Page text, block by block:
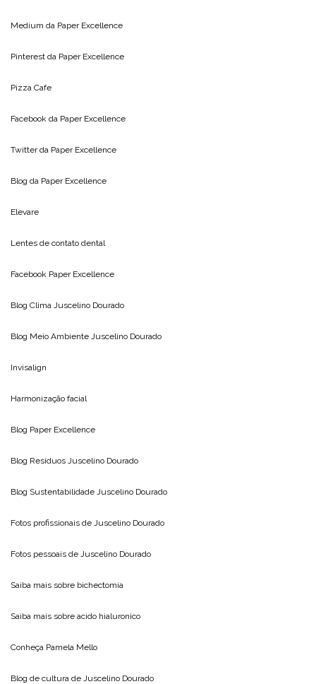
Medium da Paper Excellence
Pinterest da Paper Excellence
Pizza Cafe
Facebook da Paper Excellence
Twitter da Paper Excellence
Blog da Paper Excellence
Elevare
Lentes de contato dental
Facebook Paper Excellence
Blog Clima Juscelino Dourado
Blog Meio Ambiente Juscelino Dourado
Invisalign
Harmonização facial
Blog Paper Excellence
Blog Resíduos Juscelino Dourado
Blog Sustentabilidade Juscelino Dourado
Fotos profissionais de Juscelino Dourado
Fotos pessoais de Juscelino Dourado
Saiba mais sobre bichectomia
Saiba mais sobre acido hialuronico
Conheça Pamela Mello
Blog de cultura de Juscelino Dourado